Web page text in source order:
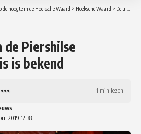
hoogte in de Hoeksche Waard > Hoeksche Waard > De uitslag van de Piershilse Huiskamerkwis is bekend
de Piershilse
is bekend
2019 12:38
1 min lezen